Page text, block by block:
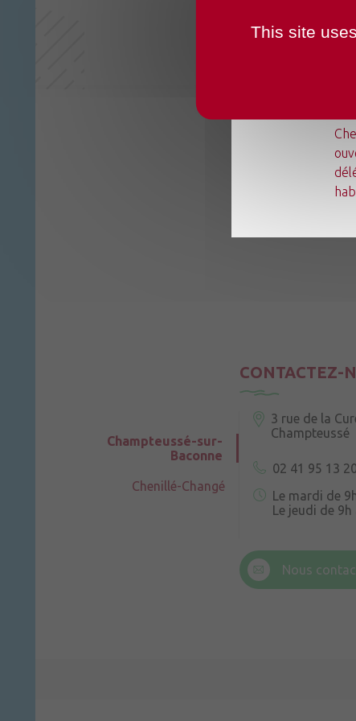
CONTACTEZ-
Champteussé-sur-
Baconne
Chenillé-Changé
3 rue de la
Champteussé
02 41 95 13
Le mardi de
Le jeudi de
Nous
This site